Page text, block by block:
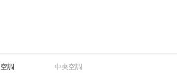
空調 中央空調